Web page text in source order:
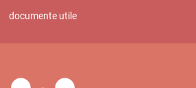
documente utile